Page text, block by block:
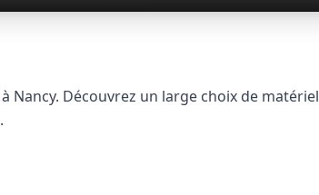
Nancy. Découvrez un large choix de matériel